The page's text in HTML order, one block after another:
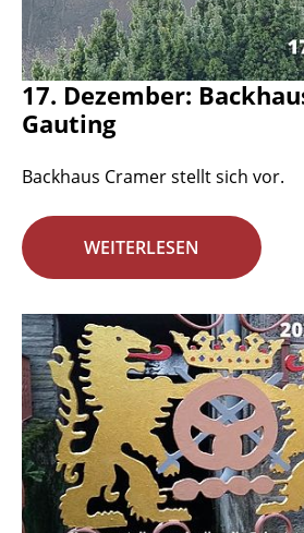
17. Dezember:
Gauting
Backhaus Cramer stellt sich vor.
WEITERLESEN